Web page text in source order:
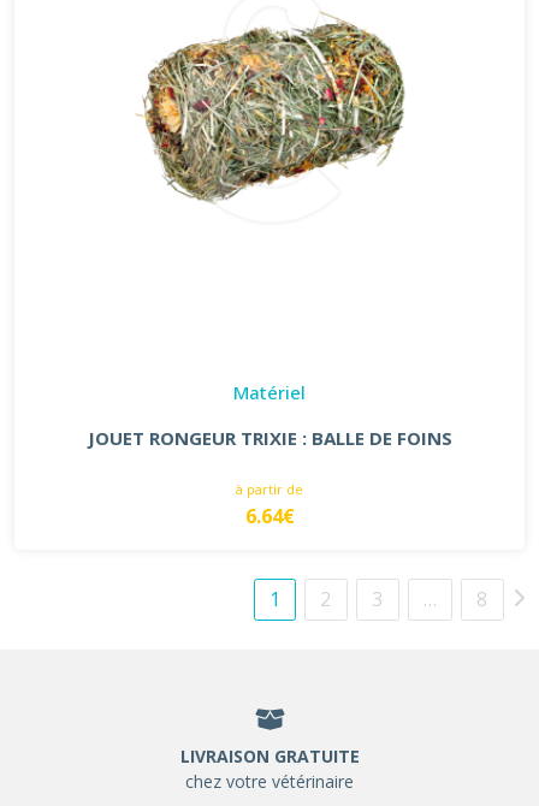
Matériel
JOUET RONGEUR TRIXIE : BALLE DE FOINS
à partir de
6.64€
1 2 3 … 8
LIVRAISON GRATUITE
chez votre vétérinaire